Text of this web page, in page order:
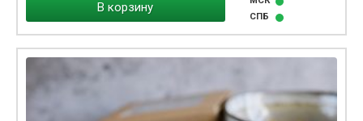
В корзину
СПБ